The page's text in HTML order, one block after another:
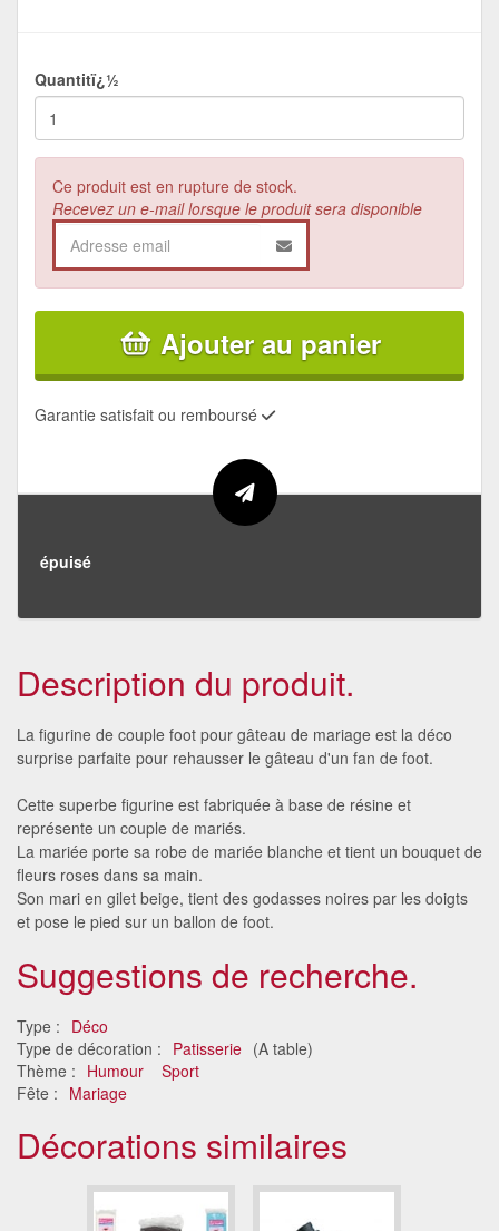
Quantitï¿½
Ce produit est en rupture de stock.
Recevez un e-mail lorsque le produit sera disponible
Ajouter au panier
Garantie satisfait ou remboursé
épuisé
Description du produit.
La figurine de couple foot pour gâteau de mariage est la déco
surprise parfaite pour rehausser le gâteau d'un fan de foot.
Cette superbe figurine est fabriquée à base de résine et
représente un couple de mariés.
La mariée porte sa robe de mariée blanche et tient un bouquet de
fleurs roses dans sa main.
Son mari en gilet beige, tient des godasses noires par les doigts
et pose le pied sur un ballon de foot.
Suggestions de recherche.
Type : Déco
Type de décoration : Patisserie (A table)
Thème : Humour
Sport
Fête : Mariage
Décorations similaires